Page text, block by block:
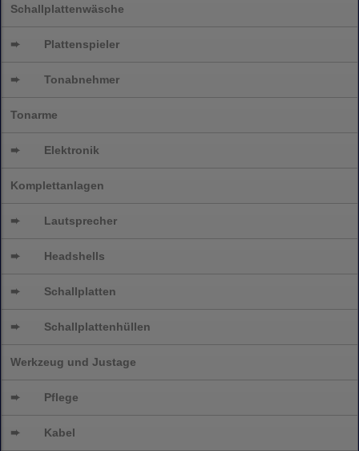
Schallplattenwäsche
➨ Plattenspieler
➨ Tonabnehmer
Tonarme
➨ Elektronik
Komplettanlagen
➨ Lautsprecher
➨ Headshells
➨ Schallplatten
➨ Schallplattenhüllen
Werkzeug und Justage
➨ Pflege
➨ Kabel